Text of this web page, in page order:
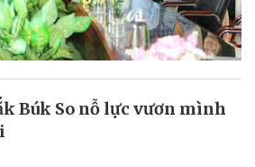
Búk So nỗ lực vươn mình